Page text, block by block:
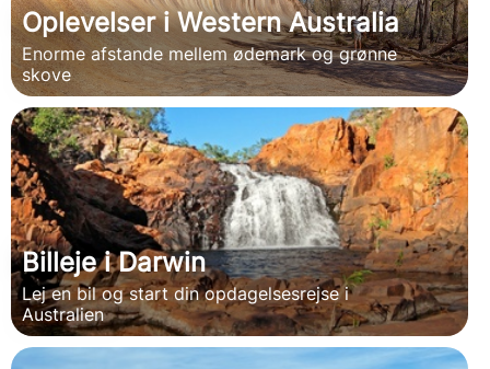
Oplevelser i Western Australia
Enorme afstande mellem ødemark og grønne
skove
Billeje i Darwin
Lej en bil og start din opdagelsesrejse i
Australien